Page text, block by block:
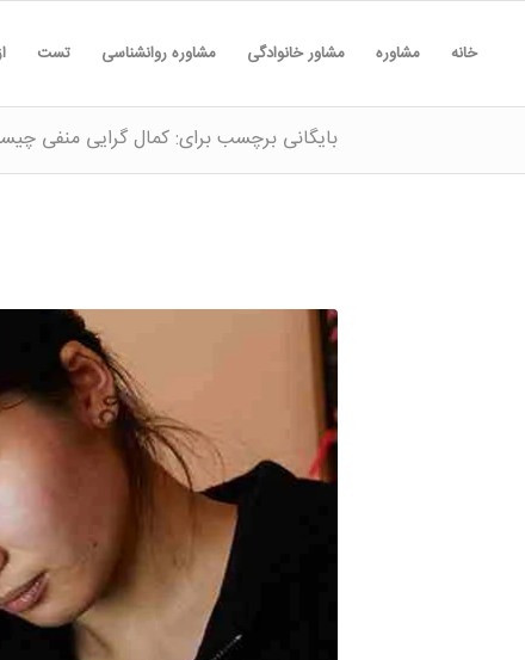
خانه مشاوره مشاور خانوادگی مشاوره روانشناسی تست
بایگانی برچسب برای: کمال گرایی منفی